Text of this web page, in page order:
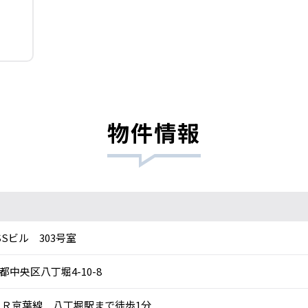
物件情報
ビル 303号室
中央区八丁堀4-10-8
京葉線 八丁堀駅まで徒歩1分